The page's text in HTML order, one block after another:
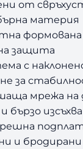
от
материя
формована
защита
с
за
мрежа на
бързо
и бродирани